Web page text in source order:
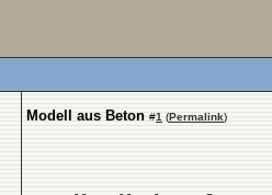
Modell aus Beton #1 (Permalink)